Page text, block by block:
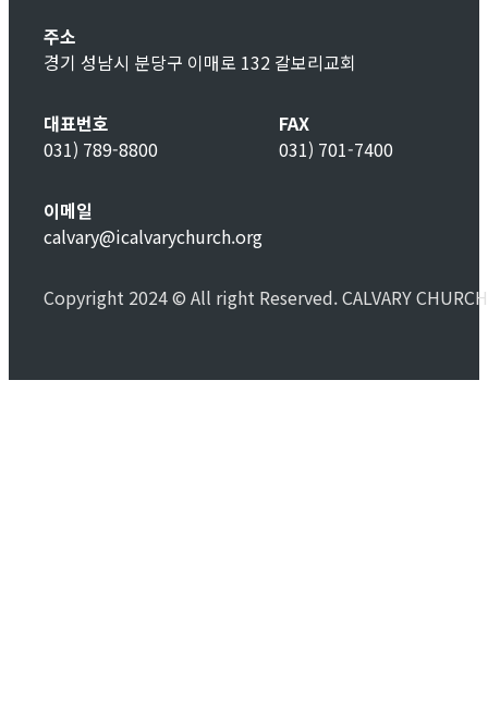
주소
경기 성남시 분당구 이매로 132 갈보리교회
대표번호
031) 789-8800
FAX
031) 701-7400
이메일
calvary@icalvarychurch.org
Copyright 2024 © All right Reserved. CALVARY CHURCH